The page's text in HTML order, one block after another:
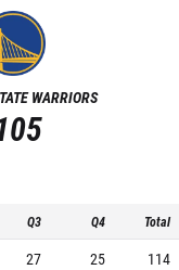
WARRIORS
Q3 Q4 Total
27 25
114